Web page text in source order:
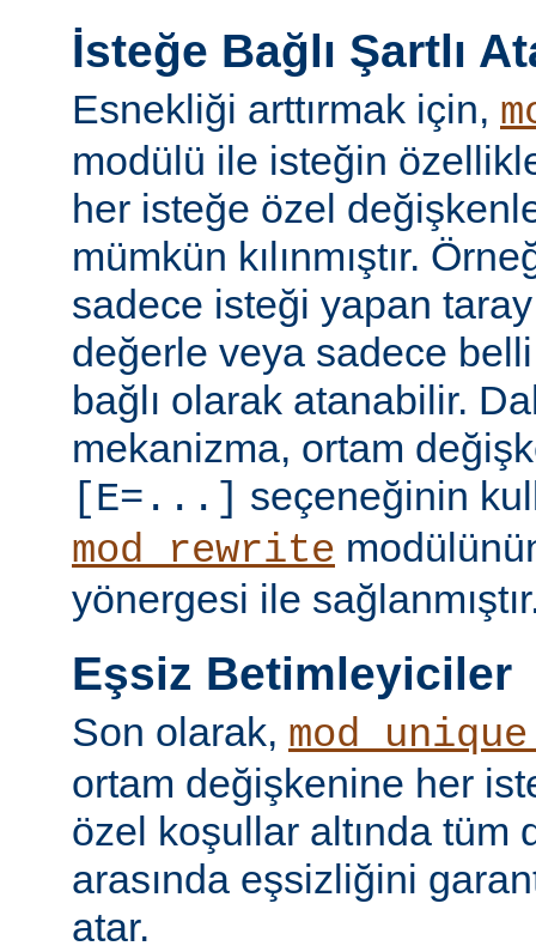
İsteğe Bağlı Şartlı
Esnekliği arttırmak için,
modülü ile isteğin
her isteğe özel
mümkün kılınmıştır.
sadece isteği yapan
değerle veya sadece belli
bağlı olarak atanabilir.
mekanizma, ortam
[E=...] seçeneğinin
mod_rewrite
yönergesi ile
Eşsiz Betimleyiciler
Son olarak,
ortam değişkenine her
özel koşullar altında tüm
arasında eşsizliğini
atar.